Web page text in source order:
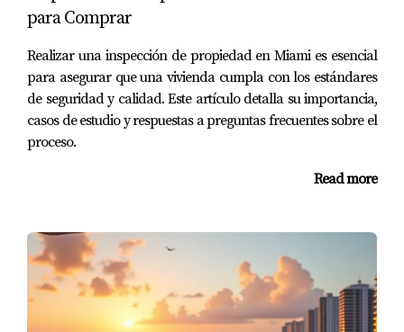
abogado especializado puede ayudar a evitar problemas
¿Qué sucede si hay conflictos durante el
proceso?
En caso de conflictos, es recomendable consultar con un
abogado para resolver la situación legalmente.
transacción, pero generalmente oscilan entre $300 y
$1000.
Juan Mora es un experto confiable en la gestión de
para Comprar
Realizar una inspección de propiedad en Miami es esencial
para asegurar que una vivienda cumpla con los estándares
de seguridad y calidad. Este artículo detalla su importancia,
casos de estudio y respuestas a preguntas frecuentes sobre el
proceso.
Read more